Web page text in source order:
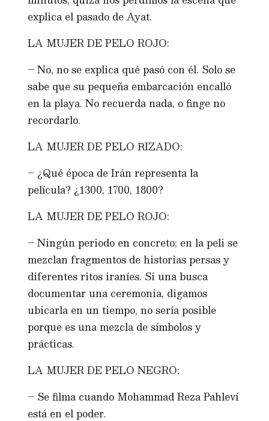
explica el pasado de Ayat.
LA MUJER DE PELO ROJO:
– No, no se explica qué pasó con él. Solo se
sabe que su pequeña embarcación encalló
en la playa. No recuerda nada, o finge no
recordarlo.
LA MUJER DE PELO RIZADO:
– ¿Qué época de Irán representa la
película? ¿1300, 1700, 1800?
LA MUJER DE PELO ROJO:
– Ningún periodo en concreto; en la peli se
mezclan fragmentos de historias persas y
diferentes ritos iraníes. Si una busca
documentar una ceremonia, digamos
ubicarla en un tiempo, no sería posible
porque es una mezcla de símbolos y
prácticas.
LA MUJER DE PELO NEGRO:
– Se filma cuando Mohammad Reza Pahleví
está en el poder.